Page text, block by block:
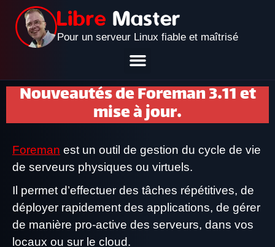
Pour un serveur Linux fiable et maîtrisé
Nouveautés de Foreman 3.11 et
mise à jour.
Foreman est un outil de gestion du cycle de vie
de serveurs physiques ou virtuels.
Il permet d’effectuer des tâches répétitives, de
déployer rapidement des applications, de gérer
de manière pro-active des serveurs, dans vos
locaux ou sur le cloud.